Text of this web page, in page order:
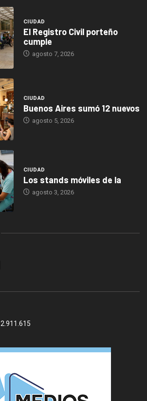
CIUDAD
El Registro Civil porteño
cumple
agosto 7, 2026
CIUDAD
Buenos Aires sumó 12 nuevos
agosto 5, 2026
CIUDAD
Los stands móviles de la
agosto 3, 2026
2.911.615